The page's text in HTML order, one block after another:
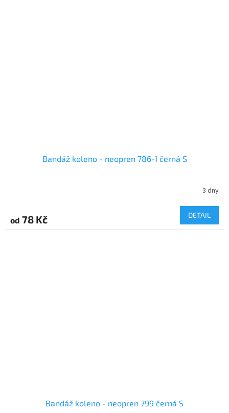
Bandáž koleno - neopren 786-1 černá S
3 dny
od 78 Kč DETAIL
Bandáž koleno - neopren 799 černá S